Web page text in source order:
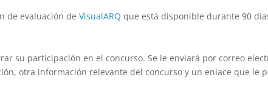
de evaluación deVisualARQ que está disponible durante 90
su participación en el concurso. Se le enviará por correo
otra información relevante del concurso y un enlace que le